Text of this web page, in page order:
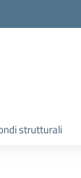
strutturali